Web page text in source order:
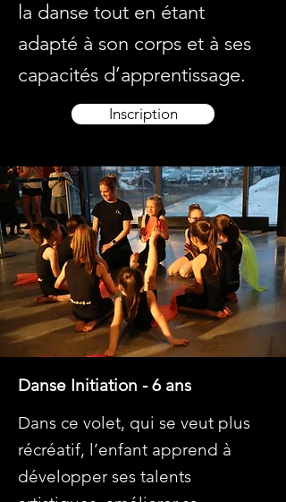
la danse tout en étant
adapté à son corps et à ses
capacités d’apprentissage.
Inscription
Danse Initiation - 6 ans
Dans ce volet, qui se veut plus
récréatif, l’enfant apprend à
développer ses talents